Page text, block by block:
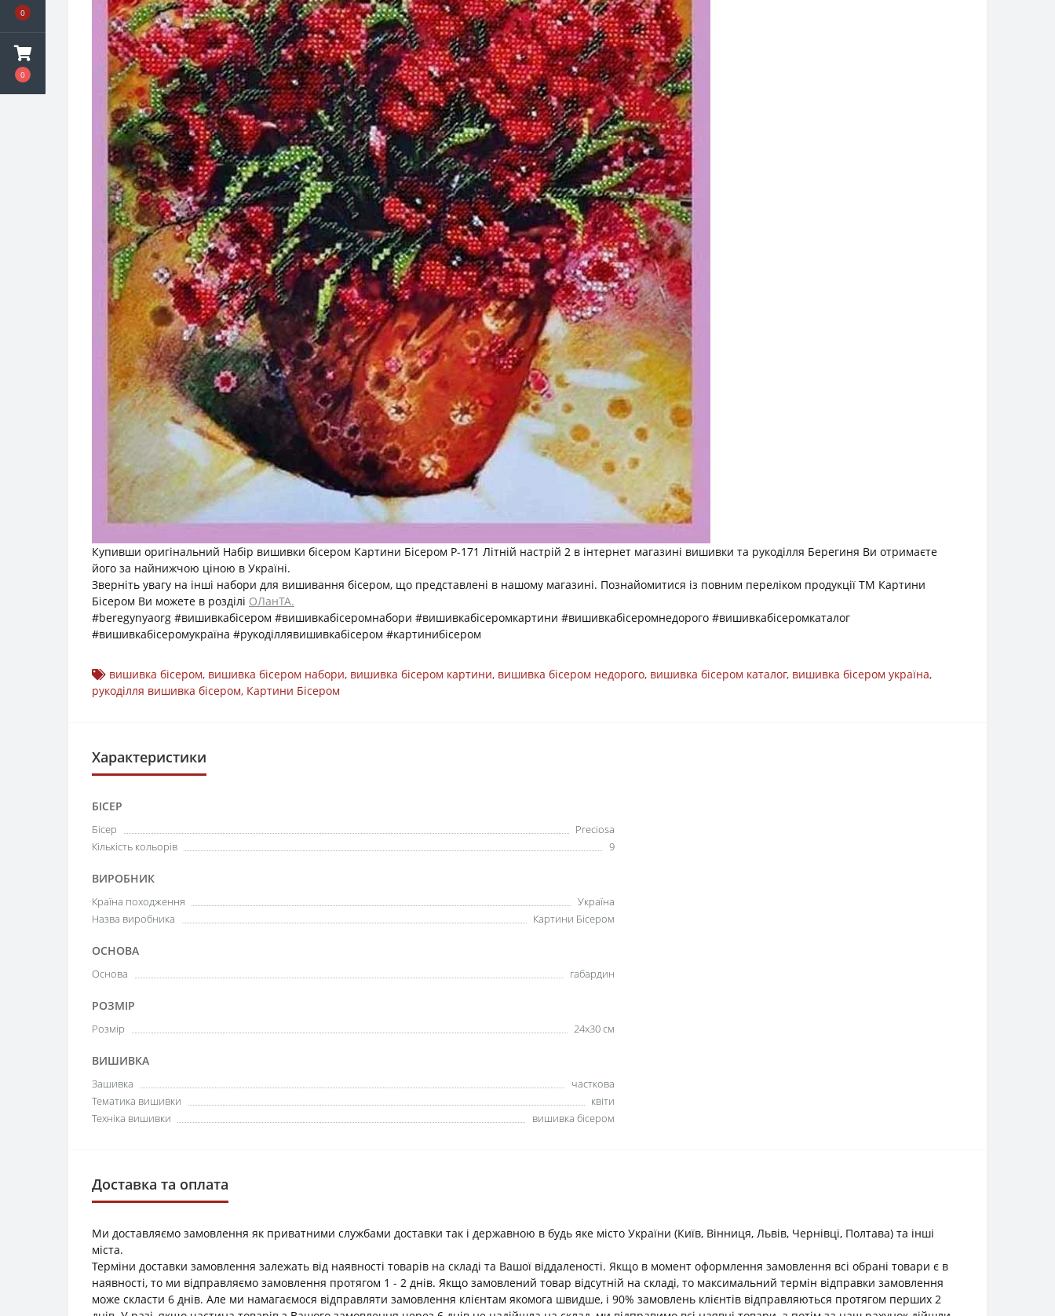
0
0
Купивши оригінальний Набір вишивки бісером Картини Бісером Р-171 Літній настрій 2 в інтернет магазині вишивки та рукоділля Берегиня Ви отримаєте
його за найнижчою ціною в Україні.
Зверніть увагу на інші набори для вишивання бісером, що представлені в нашому магазині. Познайомитися із повним переліком продукції ТМ Картини
Бісером Ви можете в розділі ОЛанТА.
#beregynyaorg #вишивкабісером #вишивкабісеромнабори #вишивкабісеромкартини #вишивкабісеромнедорого #вишивкабісеромкаталог
#вишивкабісеромукраїна #рукоділлявишивкабісером #картинибісером
вишивка бісером, вишивка бісером набори, вишивка бісером картини, вишивка бісером недорого, вишивка бісером каталог, вишивка бісером україна,
рукоділля вишивка бісером, Картини Бісером
Характеристики
БІСЕР
Бісер
Preciosa
Кількість кольорів
9
ВИРОБНИК
Країна походження
Україна
Назва виробника
Картини Бісером
ОСНОВА
Основа габардин
РОЗМІР
Розмір 24х30 см
ВИШИВКА
Зашивка
часткова
Тематика вишивки
квіти
Техніка вишивки
вишивка бісером
Доставка та оплата
Ми доставляємо замовлення як приватними службами доставки так і державною в будь яке місто України (Київ, Вінниця, Львів, Чернівці, Полтава) та інші
міста.
Терміни доставки замовлення залежать від наявності товарів на складі та Вашої віддаленості. Якщо в момент оформлення замовлення всі обрані товари є в
наявності, то ми відправляємо замовлення протягом 1 - 2 днів. Якщо замовлений товар відсутній на складі, то максимальний термін відправки замовлення
може скласти 6 днів. Але ми намагаємося відправляти замовлення клієнтам якомога швидше, і 90% замовлень клієнтів відправляються протягом перших 2